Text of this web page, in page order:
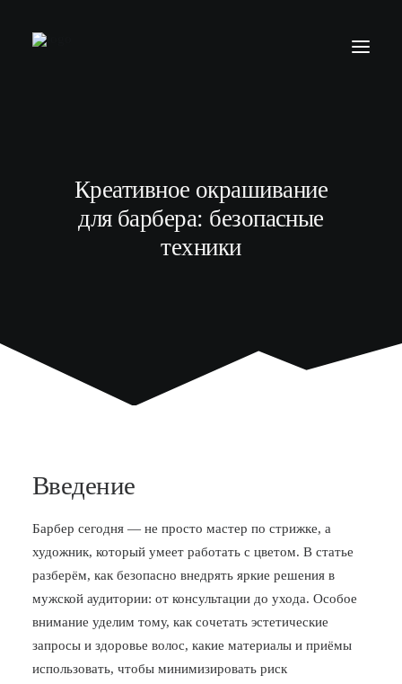
МОДЕЛЯМ
ВЫПУСКНИКИ
Креативное окрашивание
для барбера: безопасные
техники
Введение
Барбер сегодня — не просто мастер по стрижке, а
художник, который умеет работать с цветом. В статье
разберём, как безопасно внедрять яркие решения в
мужской аудитории: от консультации до ухода. Особое
внимание уделим тому, как сочетать эстетические
запросы и здоровье волос, какие материалы и приёмы
использовать, чтобы минимизировать риск